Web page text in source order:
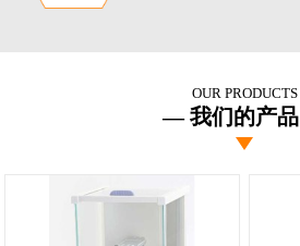
OUR PRODUCTS
我们的产品